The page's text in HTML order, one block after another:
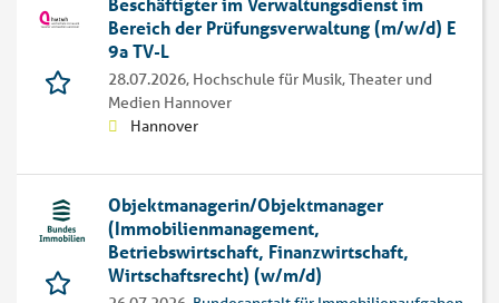
Bereich der Prüfungsverwaltung (m/w/d) E
9a TV-L
28.07.2026, Hochschule für Musik, Theater und
Medien Hannover
Hannover
Objektmanagerin/Objektmanager
(Immobilienmanagement,
Betriebswirtschaft, Finanzwirtschaft,
Wirtschaftsrecht) (w/m/d)